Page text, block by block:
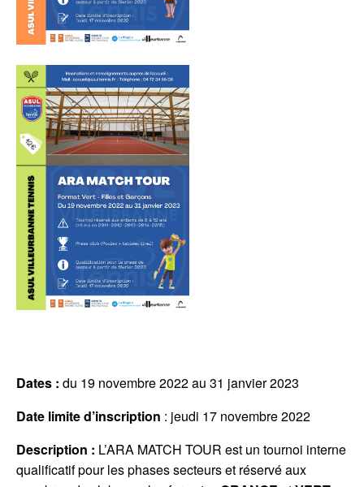
Dates : du 19 novembre 2022 au 31 janvier 2023
Date limite d’inscription : jeudi 17 novembre 2022
Description : L’ARA MATCH TOUR est un tournoi interne
qualificatif pour les phases secteurs et réservé aux